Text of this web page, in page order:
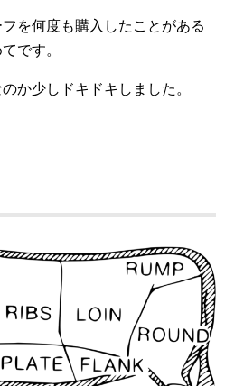
を何度も購入したことがある
です。
か少しドキドキしました。